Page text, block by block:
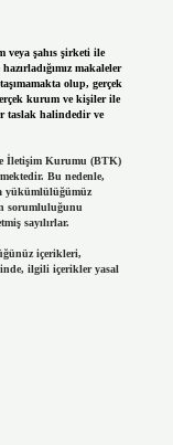
şahıs şirketi ile
makaleler
olup, gerçek
kurum ve kişiler ile
taslak halindedir ve
İletişim Kurumu (BTK)
Bu nedenle,
yükümlülüğümüz
sorumluluğunu
sayılırlar.
içerikleri,
ilgili içerikler yasal